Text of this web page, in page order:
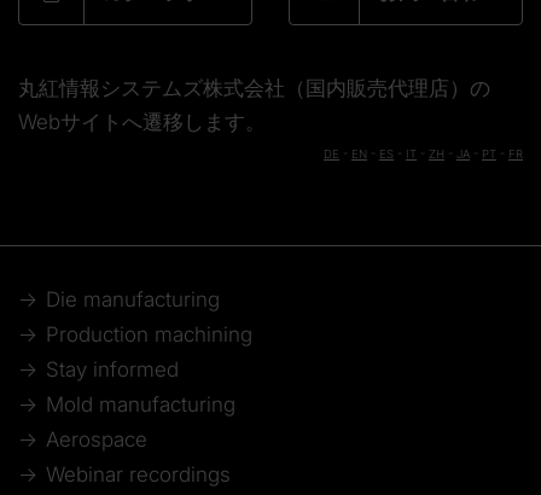
丸紅情報システムズ株式会社（国内販売代理店）の
Webサイトへ遷移します。
DE EN ES IT ZH JA PT FR
Die manufacturing
Production machining
Stay informed
Mold manufacturing
Aerospace
Webinar recordings